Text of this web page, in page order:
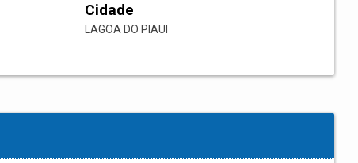
Cidade
LAGOA DO PIAUI